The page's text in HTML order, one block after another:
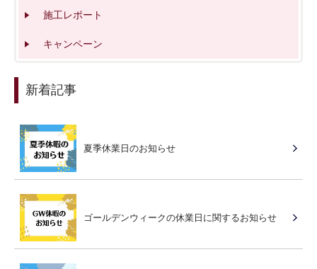
施工レポート
キャンペーン
新着記事
夏季休業日のお知らせ
ゴールデンウィークの休業日に関するお知らせ